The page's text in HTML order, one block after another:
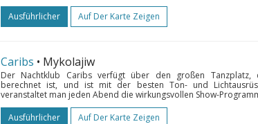
Ausführlicher
Auf Der Karte Zeigen
Caribs • Mykolajiw
Der Nachtklub Caribs verfügt über den großen Tanzplatz,
berechnet ist, und ist mit der besten Ton- und
veranstaltet man jeden Abend die wirkungsvollen Show-
Ausführlicher
Auf Der Karte Zeigen